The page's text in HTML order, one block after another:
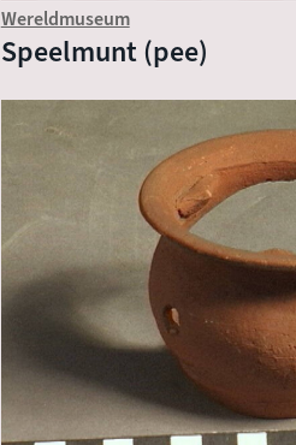
Wereldmuseum
Speelmunt (pee)